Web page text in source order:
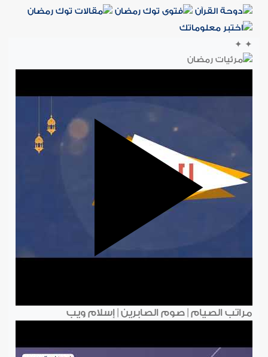
✦
✦
مراتب الصيام | صوم الصابرين | إسلام ويب